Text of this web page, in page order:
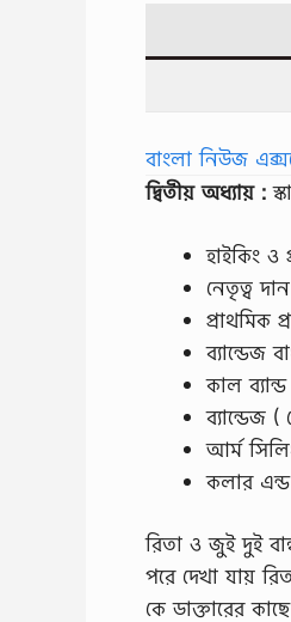
বাংলা নিউজ
দ্বিতীয় অধ্যায় :
হাইকিং ও
নেতৃত্ব
প্রাথমিক
ব্যান্ডেজ
কাল
ব্যান্ডেজ
আর্ম
কলার
রিতা ও জুই দুই
পরে দেখা যায়
কে ডাক্তারের